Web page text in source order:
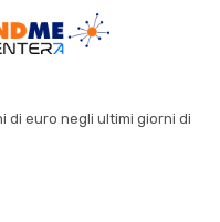
di euro negli ultimi giorni di